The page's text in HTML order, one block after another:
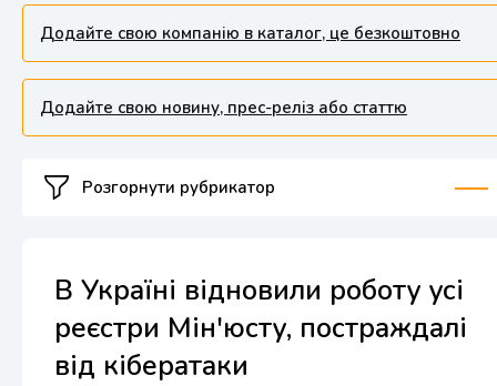
Додайте свою компанію в каталог, це безкоштовно
Додайте свою новину, прес-реліз або статтю
Розгорнути рубрикатор
В Україні відновили роботу усі
реєстри Мін'юсту, постраждалі
від кібератаки